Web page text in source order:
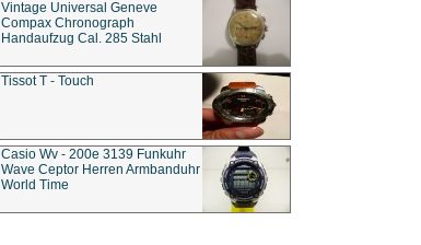
Vintage Universal Geneve
Compax Chronograph
Handaufzug Cal. 285 Stahl
Tissot T - Touch
Casio Wv - 200e 3139 Funkuhr
Wave Ceptor Herren Armbanduhr
World Time